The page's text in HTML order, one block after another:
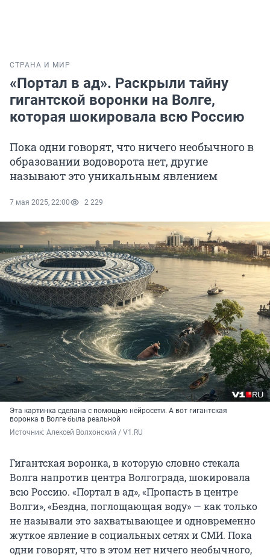
СТРАНА И МИР
«Портал в ад». Раскрыли тайну
гигантской воронки на Волге,
которая шокировала всю Россию
Пока одни говорят, что ничего необычного в
образовании водоворота нет, другие
называют это уникальным явлением
7 мая 2025, 22:00 2 229
Эта картинка сделана с помощью нейросети. А вот гигантская
воронка в Волге была реальной
Источник: Алексей Волхонский / V1.RU
Гигантская воронка, в которую словно стекала
Волга напротив центра Волгограда, шокировала
всю Россию. «Портал в ад», «Пропасть в центре
Волги», «Бездна, поглощающая воду» — как только
не называли это захватывающее и одновременно
жуткое явление в социальных сетях и СМИ. Пока
одни говорят, что в этом нет ничего необычного,